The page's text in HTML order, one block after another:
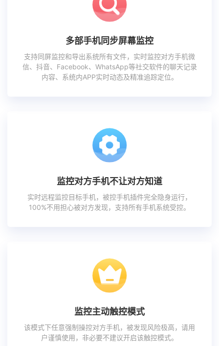
多部手机同步屏幕监控
支持同屏监控和导出系统所有文件，实时监控对方手机微
信、抖音、Facebook、WhatsApp等社交软件的聊天记录
内容、系统内APP实时动态及精准追踪定位。
监控对方手机不让对方知道
实时远程监控目标手机，被控手机插件完全隐身运行，
100%不用担心被对方发现，支持所有手机系统受控。
监控主动触控模式
该模式下任意强制操控对方手机，被发现风险极高，请用
户谨慎使用，非必要不建议开启该触控模式。